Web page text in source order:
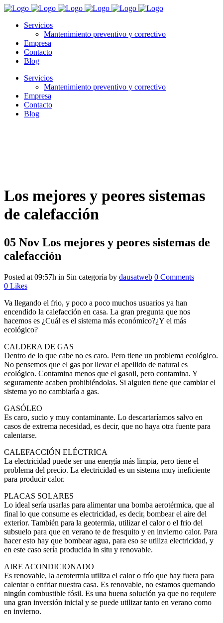
Servicios
Mantenimiento preventivo y correctivo
Empresa
Contacto
Blog
Servicios
Mantenimiento preventivo y correctivo
Empresa
Contacto
Blog
Los mejores y peores sistemas
de calefacción
05 Nov Los mejores y peores sistemas de
calefacción
Posted at 09:57h in Sin categoría by dausatweb 0 Comments
0 Likes
Va llegando el frio, y poco a poco muchos usuarios ya han
encendido la calefacción en casa. La gran pregunta que nos
hacemos es ¿Cuál es el sistema más económico?¿Y el más
ecológico?
CALDERA DE GAS
Dentro de lo que cabe no es caro. Pero tiene un problema ecológico.
No pensemos que el gas por llevar el apellido de natural es
ecológico. Contamina menos que el gasoil, pero contamina. Y
seguramente acaben prohibiéndolas. Si alguien tiene que cambiar el
sistema yo no cambiaría a gas.
GASÓLEO
Es caro, sucio y muy contaminante. Lo descartaríamos salvo en
casos de extrema necesidad, es decir, que no haya otra fuente para
calentarse.
CALEFACCIÓN ELÉCTRICA
La electricidad puede ser una energía más limpia, pero tiene el
problema del precio. La electricidad es un sistema muy ineficiente
para producir calor.
PLACAS SOLARES
Lo ideal sería usarlas para alimentar una bomba aerotérmica, que al
final lo que consume es electricidad, es decir, bombear el aire del
exterior. También para la geotermia, utilizar el calor o el frio del
subsuelo para que en verano te de fresquito y en invierno calor. Para
hacer esto hay que bombear agua, para eso se utiliza electricidad, y
en este caso sería producida in situ y renovable.
AIRE ACONDICIONADO
Es renovable, la aerotermia utiliza el calor o frío que hay fuera para
calentar o enfriar nuestra casa. Es renovable, no estamos quemando
ningún combustible fósil. Es una buena solución ya que no requiere
una gran inversión inicial y se puede utilizar tanto en verano como
en invierno.